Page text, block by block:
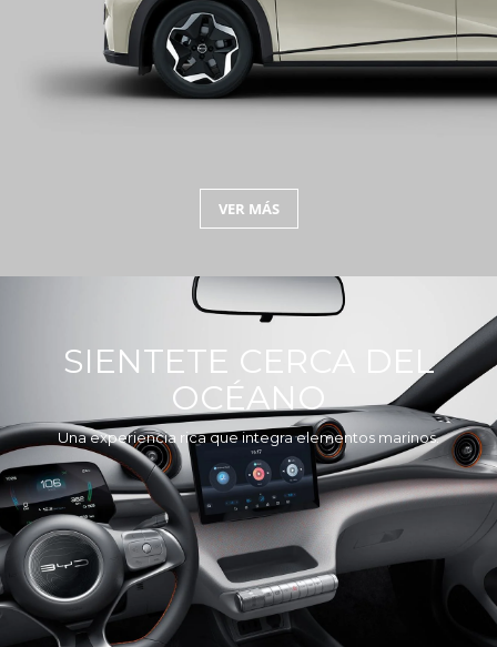
VER MÁS
SIENTETE CERCA DEL
OCÉANO
Una experiencia rica que integra elementos marinos.